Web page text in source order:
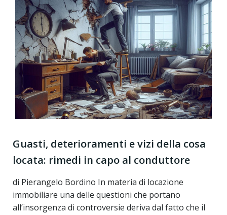
Guasti, deterioramenti e vizi della cosa
locata: rimedi in capo al conduttore
di Pierangelo Bordino In materia di locazione
immobiliare una delle questioni che portano
all’insorgenza di controversie deriva dal fatto che il